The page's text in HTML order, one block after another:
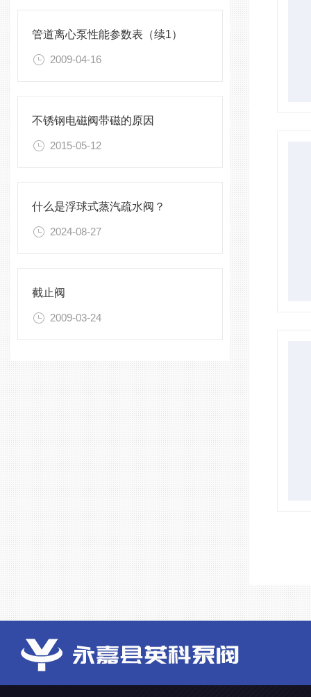
管道离心泵性能参数表（续1）
2009-04-16
不锈钢电磁阀带磁的原因
2015-05-12
什么是浮球式蒸汽疏水阀？
2024-08-27
截止阀
2009-03-24